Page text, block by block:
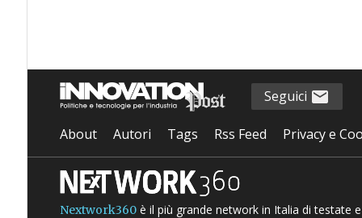
Seguici
About Autori Tags Rss Feed Privacy e
Nextwork360è il più grande network in Italia di testate